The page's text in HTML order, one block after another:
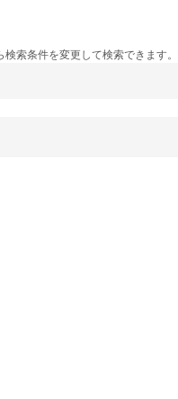
検索条件を変更して検索できます。